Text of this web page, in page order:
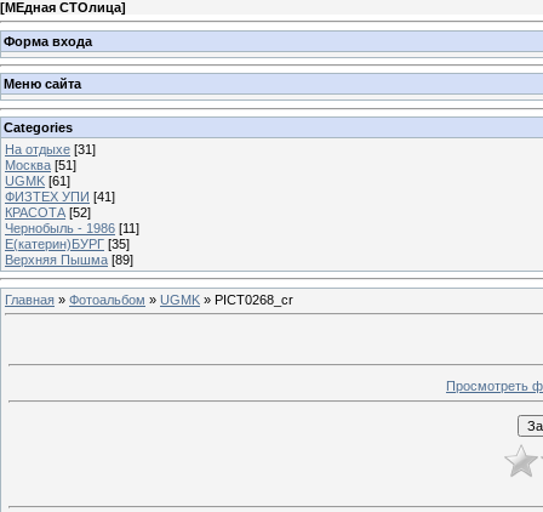
[МЕдная СТОлица]
Форма входа
Меню сайта
Categories
На отдыхе [31]
Москва [51]
UGMK [61]
ФИЗТЕХ УПИ [41]
КРАСОТА [52]
Чернобыль - 1986 [11]
Е(катерин)БУРГ [35]
Верхняя Пышма [89]
Главная » Фотоальбом » UGMK » PICT0268_cr
Просмотреть